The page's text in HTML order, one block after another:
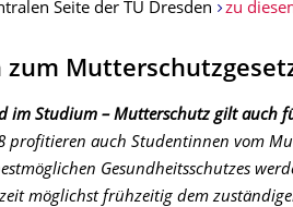
Seite der TU Dresden
zu
zum
im Studium – Mutterschutz gilt auch
profitieren auch Studentinnen vom
Gesundheitsschutzes
möglichst frühzeitig dem